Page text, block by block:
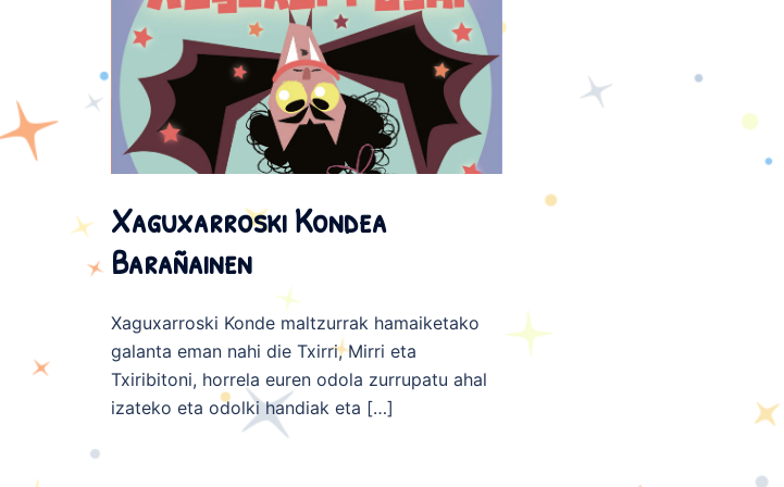
Xaguxarroski Kondea
Barañainen
Xaguxarroski Konde maltzurrak hamaiketako
galanta eman nahi die Txirri, Mirri eta
Txiribitoni, horrela euren odola zurrupatu ahal
izateko eta odolki handiak eta […]